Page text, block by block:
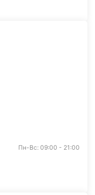
Пн-Вс: 09:00 - 21:00